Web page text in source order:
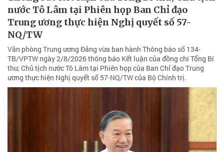
nước Tô Lâm tại Phiên họp Ban Chỉ đạo
Trung ương thực hiện Nghị quyết số 57-
NQ/TW
Văn phòng Trung ương Đảng vừa ban hành Thông báo số 134-
TB/VPTW ngày 2/8/2026 thông báo Kết luận của đồng chí Tổng Bí
thư, Chủ tịch nước Tô Lâm tại Phiên họp của Ban Chỉ đạo Trung
ương thực hiện Nghị quyết số 57-NQ/TW của Bộ Chính trị.